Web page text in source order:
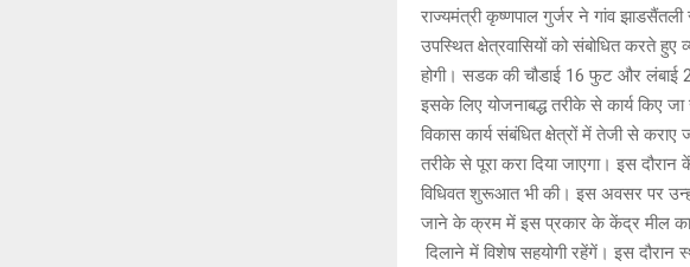
राज्यमंत्री कृष्णपाल गुर्जर ने गांव
उपस्थित क्षेत्रवासियों को संबोधित करते
होगी। सडक की चौडाई 16 फुट और लंबाई
इसके लिए योजनाबद्ध तरीके से कार्य किए
विकास कार्य संबंधित क्षेत्रों में तेजी से कराए
तरीके से पूरा करा दिया जाएगा। इस दौरान
विधिवत शुरूआत भी की। इस अवसर पर
जाने के क्रम में इस प्रकार के केंद्र मील का
दिलाने में विशेष सहयोगी रहेंगें। इस दौरान